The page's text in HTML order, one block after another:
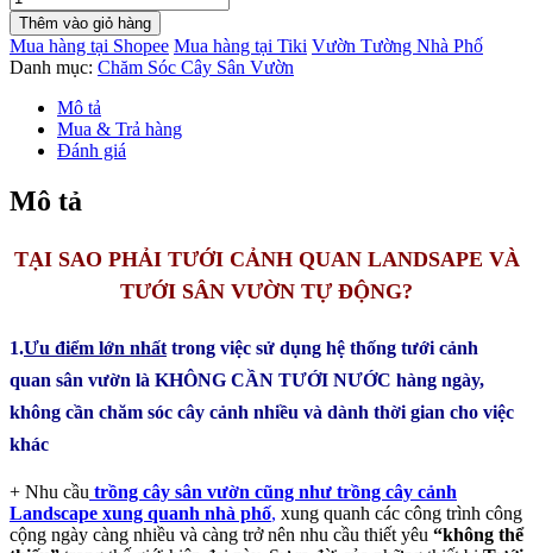
CÔNG
TƯỚI
CẢNH
QUAN
SÂN
VƯỜN
ĐỘNG
CỦA
MỸ
lượng
Thêm vào giỏ hàng
Mua hàng tại Shopee Mua hàng tại Tiki Vườn Tường Nhà Phố
Danh mục: Chăm Sóc Cây Sân Vườn
Mô tả
Mua & Trả hàng
Đánh giá
Mô tả
TẠI SAO PHẢI TƯỚI CẢNH QUAN LANDSAPE VÀ
TƯỚI SÂN VƯỜN TỰ ĐỘNG?
1.Ưu điểm lớn nhất trong việc sử dụng hệ thống tưới cảnh
quan sân vườn là KHÔNG CẦN TƯỚI NƯỚC hàng ngày,
không cần chăm sóc cây cảnh nhiều và dành thời gian cho việc
khác
+ Nhu cầu trồng cây sân vườn cũng như trồng cây cảnh
Landscape xung quanh nhà phố, xung quanh các công trình công
cộng ngày càng nhiều và càng trở nên nhu cầu thiết yêu “không thể